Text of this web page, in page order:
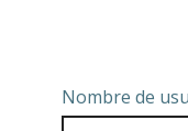
Nombre de